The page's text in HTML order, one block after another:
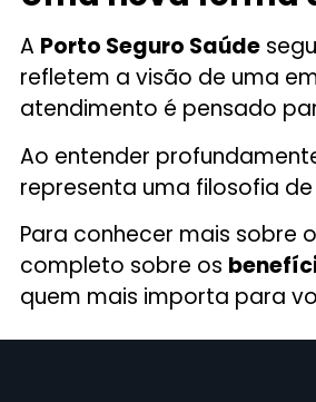
A Porto Seguro Saúde
refletem a visão de uma
atendimento é pensado
Ao entender
representa uma filosofia
Para conhecer mais sobre
completo sobre os
quem mais importa para